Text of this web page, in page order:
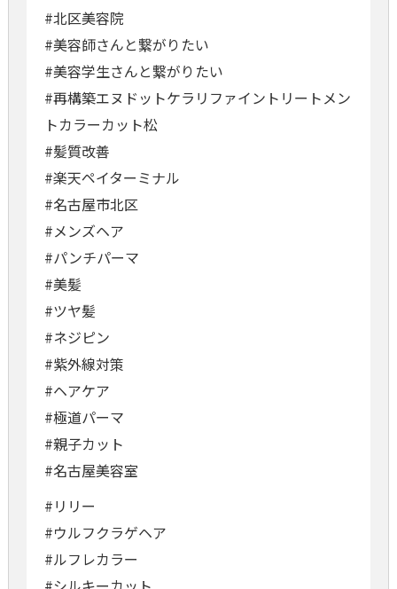
#北区美容院
#美容師さんと繋がりたい
#美容学生さんと繋がりたい
#再構築エヌドットケラリファイントリートメン
トカラーカット松
#髪質改善
#楽天ペイターミナル
#名古屋市北区
#メンズヘア
#パンチパーマ
#美髪
#ツヤ髪
#ネジピン
#紫外線対策
#ヘアケア
#極道パーマ
#親子カット
#名古屋美容室
#リリー
#ウルフクラゲヘア
#ルフレカラー